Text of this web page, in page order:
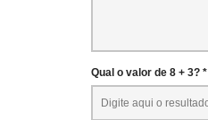
Qual o valor de 8 + 3? *